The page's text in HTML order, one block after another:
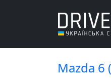
Mazda 6